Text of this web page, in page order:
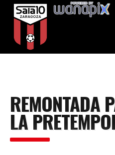
Food & Drink
Features
News
REMONTADA
LA